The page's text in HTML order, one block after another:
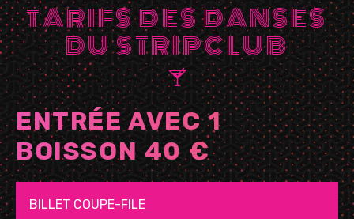
TARIFS DES DANSES
DU STRIPCLUB
ENTRÉE AVEC 1
BOISSON 40 €
BILLET COUPE-FILE